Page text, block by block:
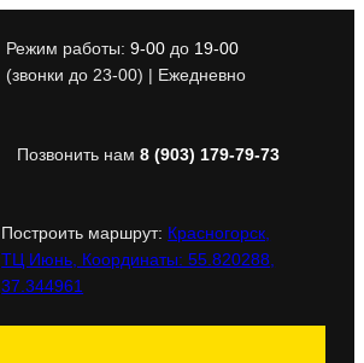
Режим работы: 9-00до 19-00
(звонки до 23-00) | Ежедневно
Позвонить нам 8 (903) 179-79-73
Построить маршрут: Красногорск,
ТЦ Июнь, Координаты: 55.820288,
37.344961